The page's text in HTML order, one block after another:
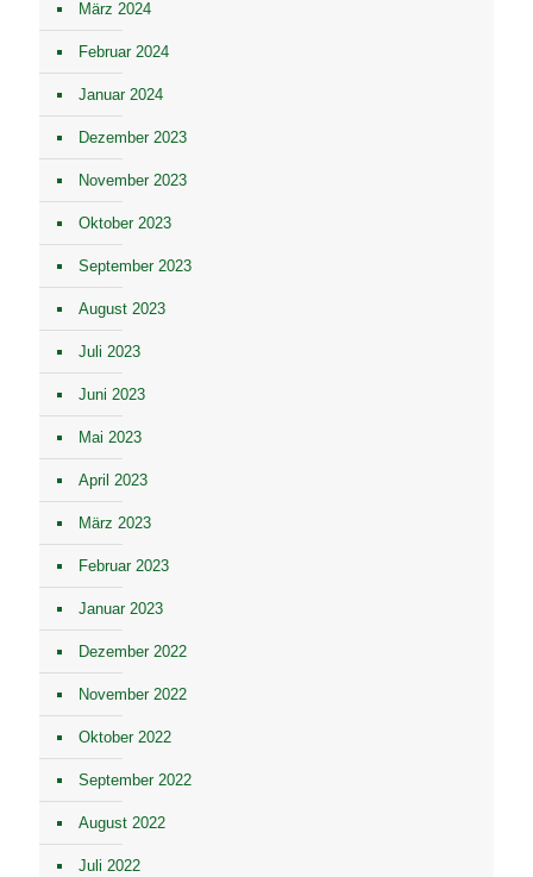
März 2024
Februar 2024
Januar 2024
Dezember 2023
November 2023
Oktober 2023
September 2023
August 2023
Juli 2023
Juni 2023
Mai 2023
April 2023
März 2023
Februar 2023
Januar 2023
Dezember 2022
November 2022
Oktober 2022
September 2022
August 2022
Juli 2022